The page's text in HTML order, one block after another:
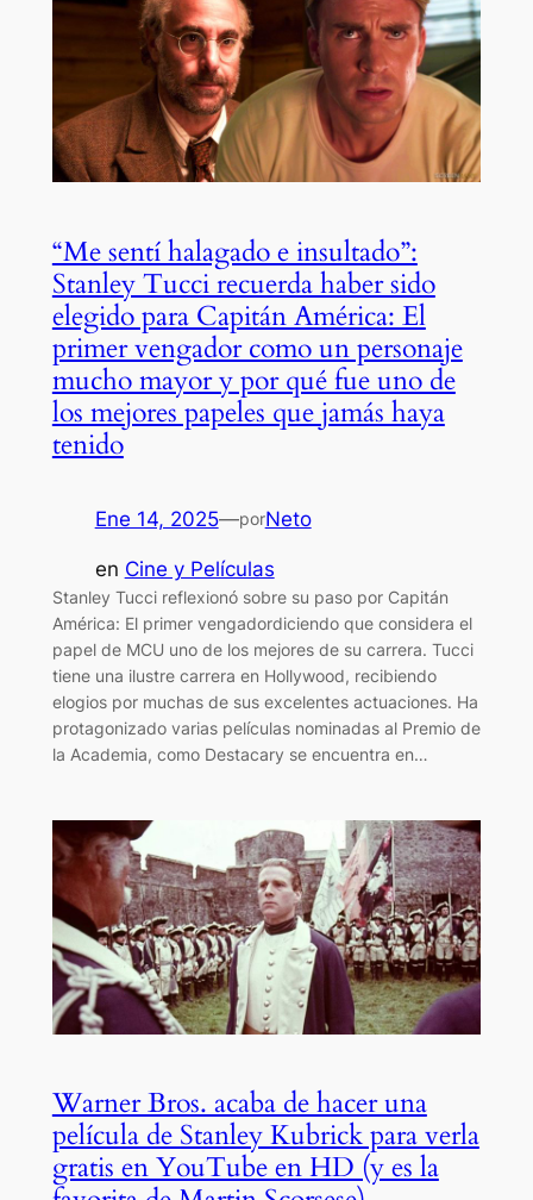
“Me sentí halagado e insultado”:
Stanley Tucci recuerda haber sido
elegido para Capitán América: El
primer vengador como un personaje
mucho mayor y por qué fue uno de
los mejores papeles que jamás haya
tenido
Ene 14, 2025—porNeto
en Cine y Películas
Stanley Tucci reflexionó sobre su paso por Capitán
América: El primer vengadordiciendo que considera el
papel de MCU uno de los mejores de su carrera. Tucci
tiene una ilustre carrera en Hollywood, recibiendo
elogios por muchas de sus excelentes actuaciones. Ha
protagonizado varias películas nominadas al Premio de
la Academia, como Destacary se encuentra en…
Warner Bros. acaba de hacer una
película de Stanley Kubrick para verla
gratis en YouTube en HD (y es la